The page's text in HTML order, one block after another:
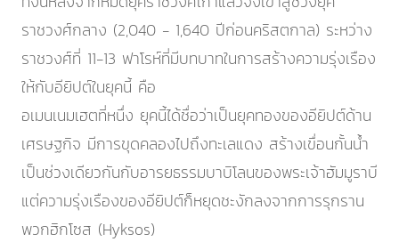
ราชวงศ์กลาง (2,040 - 1,640 ปีก่อนคริสตกาล) ระหว่าง
ราชวงศ์ที่ 11-13 ฟาโรห์ที่มีบทบาทในการสร้างความรุ่งเรือง
ให้กับอียิปต์ในยุคนี้ คือ
อเมนเนมเฮตที่หนึ่ง ยุคนี้ได้ชื่อว่าเป็นยุคทองของอียิปต์ด้าน
เศรษฐกิจ มีการขุดคลองไปถึงทะเลแดง สร้างเขื่อนกั้นน้ำ
เป็นช่วงเดียวกันกับอารยธรรมบาบิโลนของพระเจ้าฮัมมูราบี
แต่ความรุ่งเรืองของอียิปต์ก็หยุดชะงักลงจากการรุกราน
พวกฮิกโซส (Hyksos)